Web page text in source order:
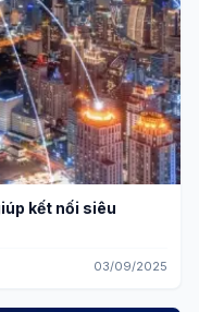
kết nối siêu
03/09/2025